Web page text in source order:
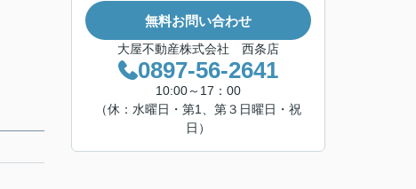
無料お問い合わせ
大屋不動産株式会社 西条店
0897-56-2641
10:00～17：00
（休：水曜日・第1、第３日曜日・祝
日）